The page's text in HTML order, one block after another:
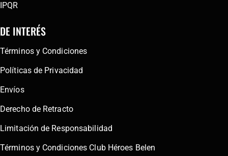
IPQR
DE INTERÉS
Términos y Condiciones
Políticas de Privacidad
Envíos
Derecho de Retracto
Limitación de Responsabilidad
Términos y Condiciones Club Héroes Belen